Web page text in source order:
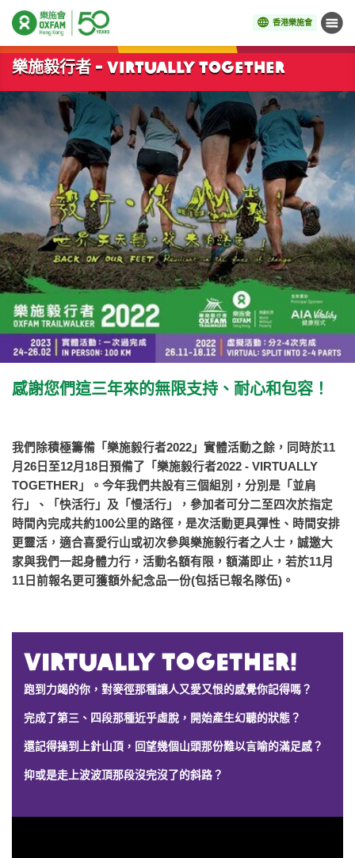
香港樂施會 目錄
開始主要內容
樂施毅行者 - VIRTUALLY TOGETHER
感謝您們這三年來的無限支持、耐心和包容！
我們除積極籌備「樂施毅行者2022」實體活動之餘，同時於11
月26日至12月18日預備了「樂施毅行者2022 - VIRTUALLY
TOGETHER」。今年我們共設有三個組別，分別是「並肩
行」、「快活行」及「慢活行」，參加者可分二至四次於指定
時間內完成共約100公里的路徑，是次活動更具彈性、時間安排
更靈活，適合喜愛行山或初次參與樂施毅行者之人士，誠邀大
家與我們一起身體力行，活動名額有限，額滿即止，若於11月
11日前報名更可獲額外紀念品一份(包括已報名隊伍)。
Virtually together!
跑到力竭的你，對麥徑那種讓人又愛又恨的感覺你記得嗎？
完成了第三、四段那種近乎虛脫，開始產生幻聽的狀態？
還記得操到上針山頂，回望幾個山頭那份難以言喻的滿足感？
抑或是走上波波頂那段沒完沒了的斜路？